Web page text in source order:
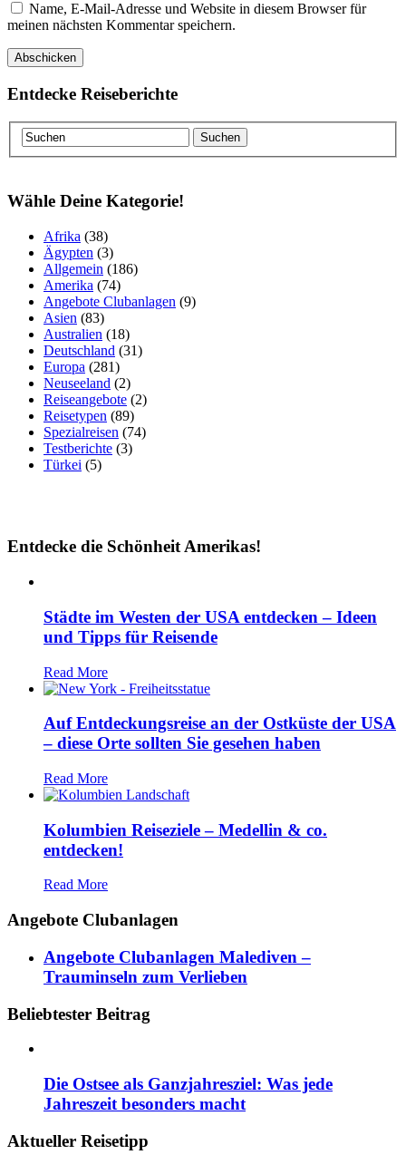
Name, E-Mail-Adresse und Website in diesem Browser für
meinen nächsten Kommentar speichern.
Entdecke Reiseberichte
Wähle Deine Kategorie!
Afrika (38)
Ägypten (3)
Allgemein (186)
Amerika (74)
Angebote Clubanlagen (9)
Asien (83)
Australien (18)
Deutschland (31)
Europa (281)
Neuseeland (2)
Reiseangebote (2)
Reisetypen (89)
Spezialreisen (74)
Testberichte (3)
Türkei (5)
Entdecke die Schönheit Amerikas!
Städte im Westen der USA entdecken – Ideen
und Tipps für Reisende
Read More
Auf Entdeckungsreise an der Ostküste der USA
– diese Orte sollten Sie gesehen haben
Read More
Kolumbien Reiseziele – Medellin & co.
entdecken!
Read More
Angebote Clubanlagen
Angebote Clubanlagen Malediven –
Trauminseln zum Verlieben
Beliebtester Beitrag
Die Ostsee als Ganzjahresziel: Was jede
Jahreszeit besonders macht
Aktueller Reisetipp